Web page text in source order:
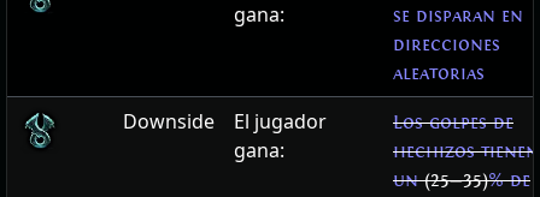
gana:
se disparan en
direcciones
aleatorias
Downside
El jugador
gana:
Los golpes de
hechizos tienen
un(25—35)% de